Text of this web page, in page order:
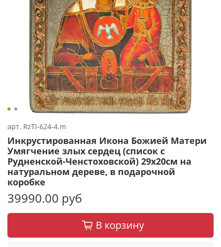
арт. RzTI-624-4.m
Инкрустированная Икона Божией Матери
Умягчение злых сердец (список с
Рудненской-Ченстоховской) 29х20см на
натуральном дереве, в подарочной
коробке
39990.00 руб
В корзину